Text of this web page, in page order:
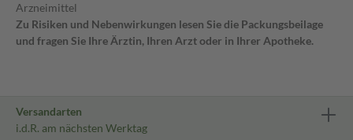
Arzneimittel
Zu Risiken und Nebenwirkungen lesen Sie die Packungsbeilage
und fragen Sie Ihre Ärztin, Ihren Arzt oder in Ihrer Apotheke.
Versandarten
i.d.R. am nächsten Werktag